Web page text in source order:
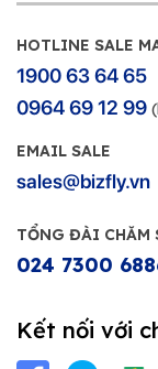
HOTLINE SALE
1900 63 64 65
0964 69 12 99
EMAIL SALE
sales@bizfly.vn
TỔNG ĐÀI CHĂM
024 7300
Kết nối với